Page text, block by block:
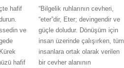
hafif
ve
hafif
“Bilgelik ruhlarının cevheri,
“eter”dir, Eter; devingendir ve
güçle doludur. Dönüşüm için
insan üzerinde çalışırken, tüm
insanlara ortak olarak verilen
bir cevher alanının